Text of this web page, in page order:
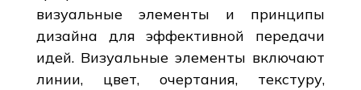
визуальные элементы и принципы
дизайна для эффективной передачи
идей. Визуальные элементы включают
линии, цвет, очертания, текстуру,